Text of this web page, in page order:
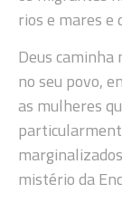
rios e mares e
Deus caminha
no seu povo,
as mulheres
mistério da